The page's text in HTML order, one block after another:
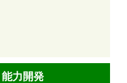
力開発